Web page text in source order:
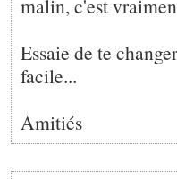
malin, c'est
Essaie de te
facile...
Amitiés